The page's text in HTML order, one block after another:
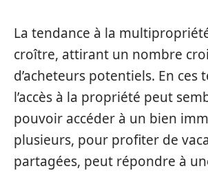
La tendance à la
croître, attirant un nombre
d’acheteurs potentiels. En ces
l’accès à la propriété peut
pouvoir accéder à un bien
plusieurs, pour profiter de
partagées, peut répondre à